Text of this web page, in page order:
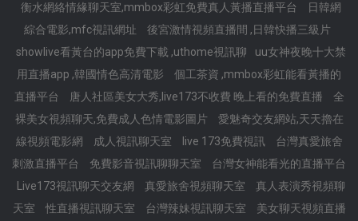
衡水網絡情緣聊天室,mmbox彩虹免費真人黃播直播平台
日韓網
綜合電影,mfc視訊網址
後宮激情視頻直播間 ,日韓快播三級片
showlive看黃台的app免費下載 ,uthome視訊聊
uu女神夜晚十大禁
用直播app ,韓國情色高清電影
個工茶資 ,mmbox彩虹能看黃播的
直播平台
唐人社區美女大秀,live173不收費 晚上看的免費直播
全
裸美女視頻聊天,免費成人色情電影圖片
愛魅奇交友網站,天天擼在
線視頻電影網
成人視訊聊天室 live 173免費視訊
台灣真愛旅舍
刺激直播平台
免費影音視訊聊聊天室
台灣女神能看光的直播平台
Live173視訊聊天交友網
真愛旅舍視頻聊天室
真人表演秀視頻聊
天室
性直播視訊聊天室 台灣辣妹視訊聊天室
美女聊天視頻直播